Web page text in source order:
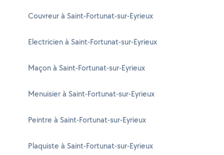
Couvreur à Saint-Fortunat-sur-Eyrieux
Electricien à Saint-Fortunat-sur-Eyrieux
Maçon à Saint-Fortunat-sur-Eyrieux
Menuisier à Saint-Fortunat-sur-Eyrieux
Peintre à Saint-Fortunat-sur-Eyrieux
Plaquiste à Saint-Fortunat-sur-Eyrieux